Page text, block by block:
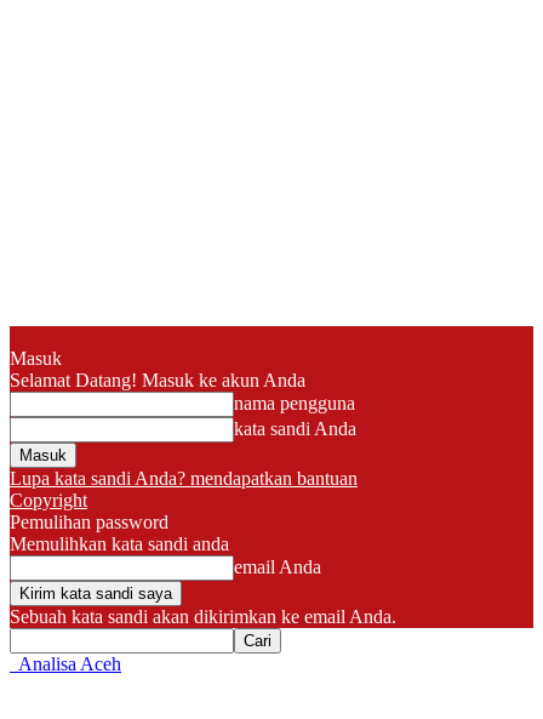
Masuk
Selamat Datang! Masuk ke akun Anda
nama pengguna
kata sandi Anda
Lupa kata sandi Anda? mendapatkan bantuan
Copyright
Pemulihan password
Memulihkan kata sandi anda
email Anda
Sebuah kata sandi akan dikirimkan ke email Anda.
Analisa Aceh